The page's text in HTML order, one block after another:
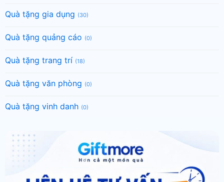
Quà tặng gia dụng (30)
Quà tặng quảng cáo (0)
Quà tặng trang trí (18)
Quà tặng văn phòng (0)
Quà tặng vinh danh (0)